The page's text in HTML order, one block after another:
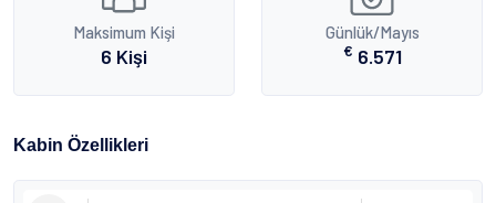
Maksimum Kişi
6 Kişi
Günlük/Mayıs
€ 6.571
Kabin Özellikleri